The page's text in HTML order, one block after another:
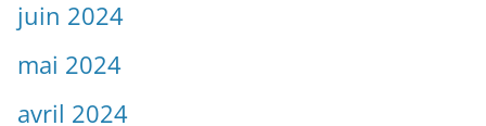
juin 2024
mai 2024
avril 2024